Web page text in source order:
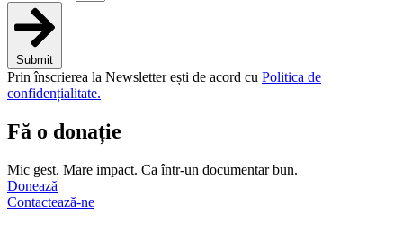
Submit
Prin înscrierea la Newsletter ești de acord cu Politica de
confidențialitate.
Fă o donație
Mic gest. Mare impact. Ca într-un documentar bun.
Donează
Contactează-ne